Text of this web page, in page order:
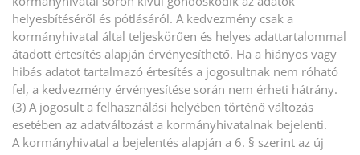
helyesbítéséről és pótlásáról. A kedvezmény csak a
kormányhivatal által teljeskörűen és helyes adattartalommal
átadott értesítés alapján érvényesíthető. Ha a hiányos vagy
hibás adatot tartalmazó értesítés a jogosultnak nem róható
fel, a kedvezmény érvényesítése során nem érheti hátrány.
(3) A jogosult a felhasználási helyében történő változás
esetében az adatváltozást a kormányhivatalnak bejelenti.
A kormányhivatal a bejelentés alapján a 6. § szerint az új